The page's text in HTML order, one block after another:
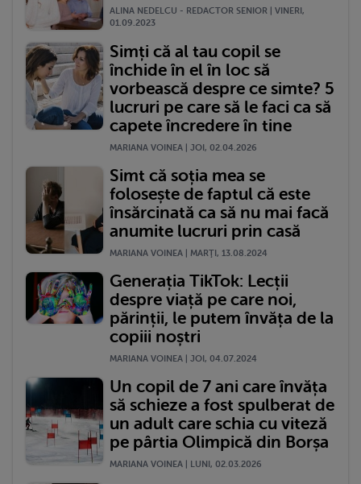
ALINA NEDELCU - REDACTOR SENIOR | VINERI,
01.09.2023
Simți că al tau copil se
închide în el în loc să
vorbească despre ce simte? 5
lucruri pe care să le faci ca să
capete încredere în tine
MARIANA VOINEA | JOI, 02.04.2026
Simt că soția mea se
folosește de faptul că este
însărcinată ca să nu mai facă
anumite lucruri prin casă
MARIANA VOINEA | MARŢI, 13.08.2024
Generația TikTok: Lecții
despre viață pe care noi,
părinții, le putem învăța de la
copiii noștri
MARIANA VOINEA | JOI, 04.07.2024
Un copil de 7 ani care învăța
să schieze a fost spulberat de
un adult care schia cu viteză
pe pârtia Olimpică din Borșa
MARIANA VOINEA | LUNI, 02.03.2026